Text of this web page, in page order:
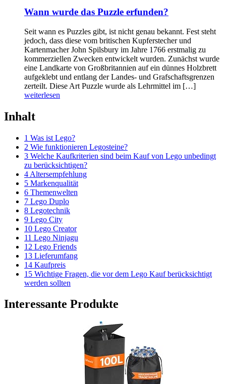
Wann wurde das Puzzle erfunden?
Seit wann es Puzzles gibt, ist nicht genau bekannt. Fest steht
jedoch, dass diese vom britischen Kupferstecher und
Kartenmacher John Spilsbury im Jahre 1766 erstmalig zu
kommerziellen Zwecken entwickelt wurden. Zunächst wurde
eine Landkarte von Großbritannien auf ein dünnes Holzbrett
aufgeklebt und entlang der Landes- und Grafschaftsgrenzen
zerteilt. Diese Art Puzzle wurde als Lehrmittel im […]
weiterlesen
Inhalt
1 Was ist Lego?
2 Wie funktionieren Legosteine?
3 Welche Kaufkriterien sind beim Kauf von Lego unbedingt
zu berücksichtigen?
4 Altersempfehlung
5 Markenqualität
6 Themenwelten
7 Lego Duplo
8 Legotechnik
9 Lego City
10 Lego Creator
11 Lego Ninjagu
12 Lego Friends
13 Lieferumfang
14 Kaufpreis
15 Wichtige Fragen, die vor dem Lego Kauf berücksichtigt
werden sollten
Interessante Produkte